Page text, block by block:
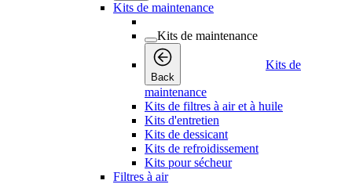
Kits de maintenance
Kits de maintenance
Back
Kits de
maintenance
Kits de filtres à air et à huile
Kits d'entretien
Kits de dessicant
Kits de refroidissement
Kits pour sécheur
Filtres à air